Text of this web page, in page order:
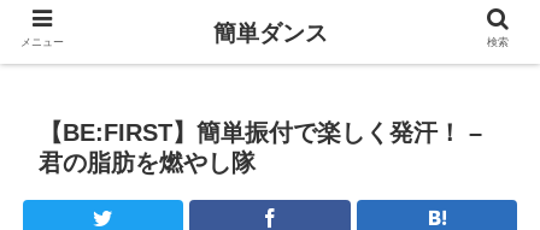
【BE:FIRST】簡単振付で楽しく発汗！ –
君の脂肪を燃やし隊
メニュー 簡単ダンス 検索